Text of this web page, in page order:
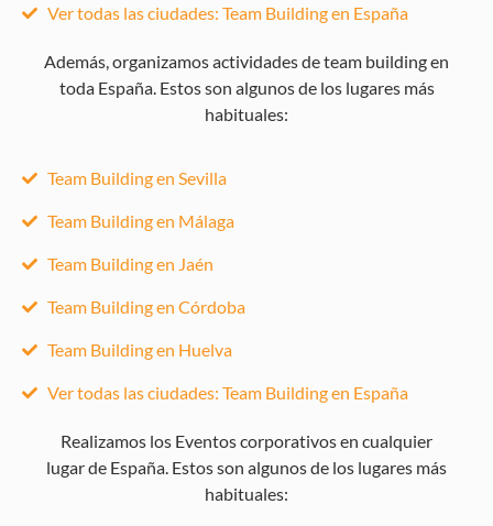
Ver todas las ciudades: Team Building en España
Además, organizamos actividades de team building en
toda España. Estos son algunos de los lugares más
habituales:
Team Building en Sevilla
Team Building en Málaga
Team Building en Jaén
Team Building en Córdoba
Team Building en Huelva
Ver todas las ciudades: Team Building en España
Realizamos los Eventos corporativos en cualquier
lugar de España. Estos son algunos de los lugares más
habituales: